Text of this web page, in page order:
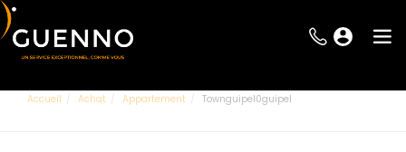
Accueil Achat Appartement Townguipel0guipel